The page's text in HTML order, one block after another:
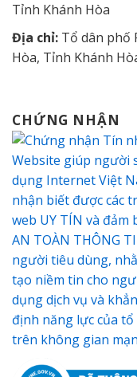
Tỉnh Khánh Hòa
Địa chỉ: Tổ dân phố
Hòa, Tỉnh Khánh
CHỨNG NHẬN